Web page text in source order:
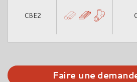
CBE2
Faire une